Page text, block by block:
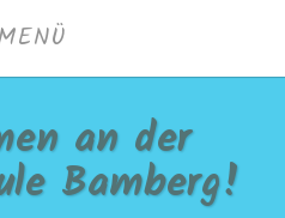
an der
Bamberg!